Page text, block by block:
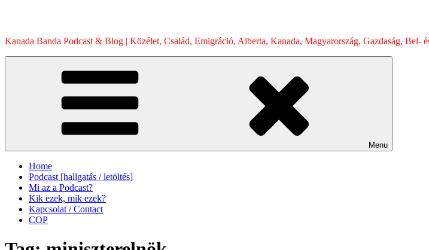
Kanada Banda Podcast & Blog | Közélet, Család, Emigráció, Alberta, Kanada, Magyarország, Gazdaság, Bel-
Menu
Home
Podcast [hallgatás / letöltés]
Mi az a Podcast?
Kik ezek, mik ezek?
Kapcsolat / Contact
COP